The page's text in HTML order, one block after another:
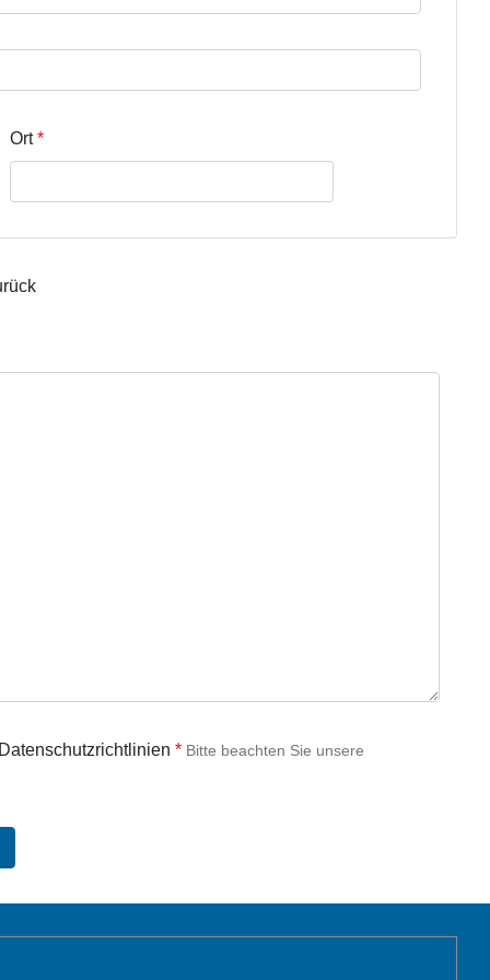
Ort
Bitte beachten Sie unsere